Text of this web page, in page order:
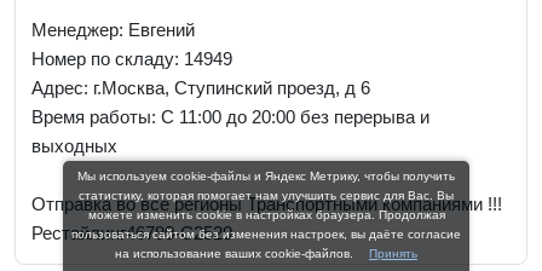
Менеджер: Евгений
Номер по складу: 14949
Адрес: г.Москва, Ступинский проезд, д 6
Время работы: С 11:00 до 20:00 без перерыва и
выходных
Отправка во все регионы Транспортными компаниями !!!
Рестайлинг46790-C2520
Мы используем cookie-файлы и Яндекс Метрику, чтобы получить
статистику, которая помогает нам улучшить сервис для Вас. Вы
можете изменить cookie в настройках браузера. Продолжая
пользоваться сайтом без изменения настроек, вы даёте согласие
на использование ваших cookie-файлов.
Принять